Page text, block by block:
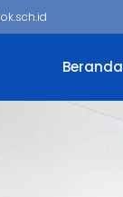
Beranda